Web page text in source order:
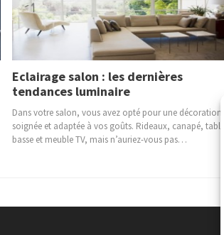
Eclairage salon : les dernières
tendances luminaire
Dans votre salon, vous avez opté pour une décoration
soignée et adaptée à vos goûts. Rideaux, canapé, table
basse et meuble TV, mais n’auriez-vous pas…